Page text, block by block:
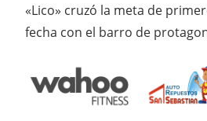
«Lico» cruzó la meta de
fecha con el barro de